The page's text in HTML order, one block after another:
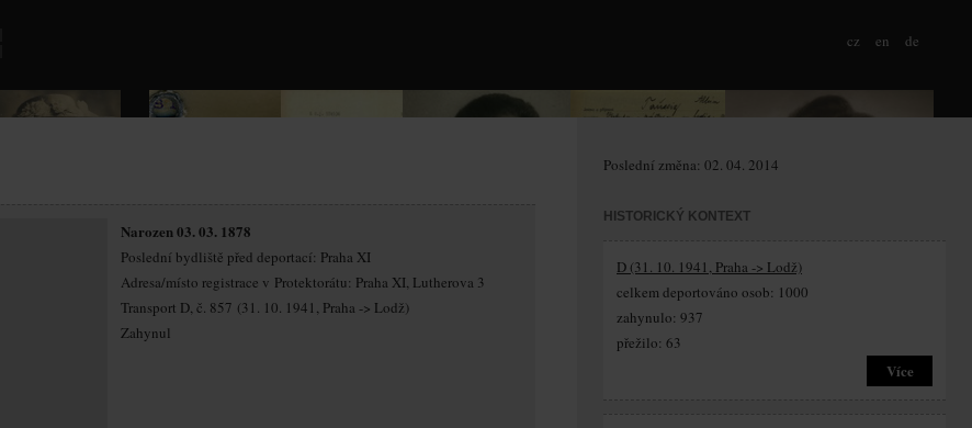
cz en de
Narozen 03. 03. 1878
Poslední bydliště před deportací: Praha XI
Adresa/místo registrace v Protektorátu: Praha XI, Lutherova 3
Transport D, č. 857 (31. 10. 1941, Praha -> Lodž)
Zahynul
Poslední změna: 02. 04. 2014
HISTORICKÝ KONTEXT
D (31. 10. 1941, Praha -> Lodž)
celkem deportováno osob: 1000
zahynulo: 937
přežilo: 63
Více